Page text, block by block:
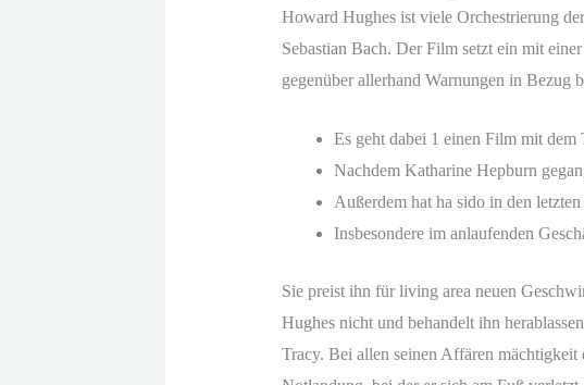
Howard Hughes ist viele Orchestrierung
Sebastian Bach. Der Film setzt ein mit
gegenüber allerhand Warnungen in Bezug
Es geht dabei 1 einen Film mit
Nachdem Katharine Hepburn
Außerdem hat ha sido in den
Insbesondere im anlaufenden
Sie preist ihn für living area neuen
Hughes nicht und behandelt ihn
Tracy. Bei allen seinen Affären